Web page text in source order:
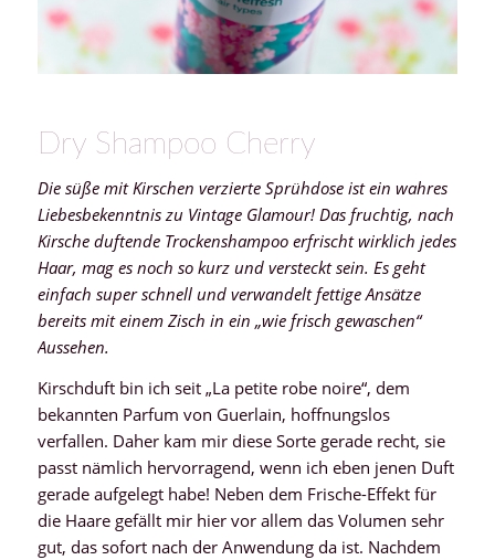
Dry Shampoo Cherry
Die süße mit Kirschen verzierte Sprühdose ist ein wahres
Liebesbekenntnis zu Vintage Glamour! Das fruchtig, nach
Kirsche duftende Trockenshampoo erfrischt wirklich jedes
Haar, mag es noch so kurz und versteckt sein. Es geht
einfach super schnell und verwandelt fettige Ansätze
bereits mit einem Zisch in ein „wie frisch gewaschen“
Aussehen.
Kirschduft bin ich seit „La petite robe noire“, dem
bekannten Parfum von Guerlain, hoffnungslos
verfallen. Daher kam mir diese Sorte gerade recht, sie
passt nämlich hervorragend, wenn ich eben jenen Duft
gerade aufgelegt habe! Neben dem Frische-Effekt für
die Haare gefällt mir hier vor allem das Volumen sehr
gut, das sofort nach der Anwendung da ist. Nachdem